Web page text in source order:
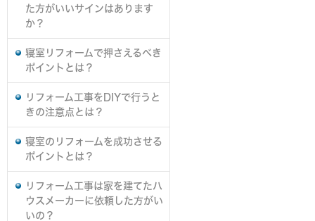
た方がいいサインはあります
か？
寝室リフォームで押さえるべき
ポイントとは？
リフォーム工事をDIYで行うと
きの注意点とは？
寝室のリフォームを成功させる
ポイントとは？
リフォーム工事は家を建てたハ
ウスメーカーに依頼した方がい
いの？